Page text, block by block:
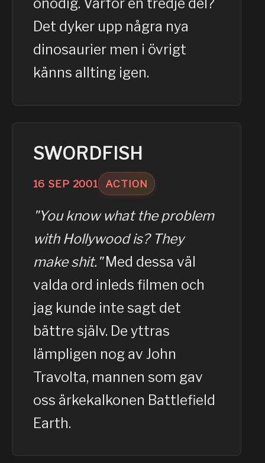
onödig. Varför en tredje del?
Det dyker upp några nya
dinosaurier men i övrigt
känns allting igen.
SWORDFISH
16 SEP 2001 ACTION
"You know what the problem
with Hollywood is? They
make shit." Med dessa väl
valda ord inleds filmen och
jag kunde inte sagt det
bättre själv. De yttras
lämpligen nog av John
Travolta, mannen som gav
oss ärkekalkonen Battlefield
Earth.